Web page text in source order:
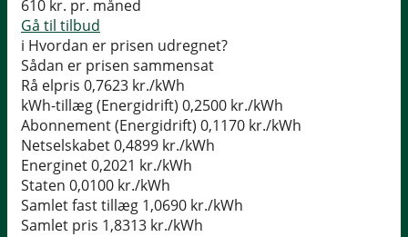
610 kr. pr. måned
Gå til tilbud
i Hvordan er prisen udregnet?
Sådan er prisen sammensat
Rå elpris 0,7623 kr./kWh
kWh-tillæg (Energidrift) 0,2500 kr./kWh
Abonnement (Energidrift) 0,1170 kr./kWh
Netselskabet0,4899 kr./kWh
Energinet0,2021 kr./kWh
Staten 0,0100 kr./kWh
Samlet fast tillæg 1,0690 kr./kWh
Samlet pris 1,8313 kr./kWh